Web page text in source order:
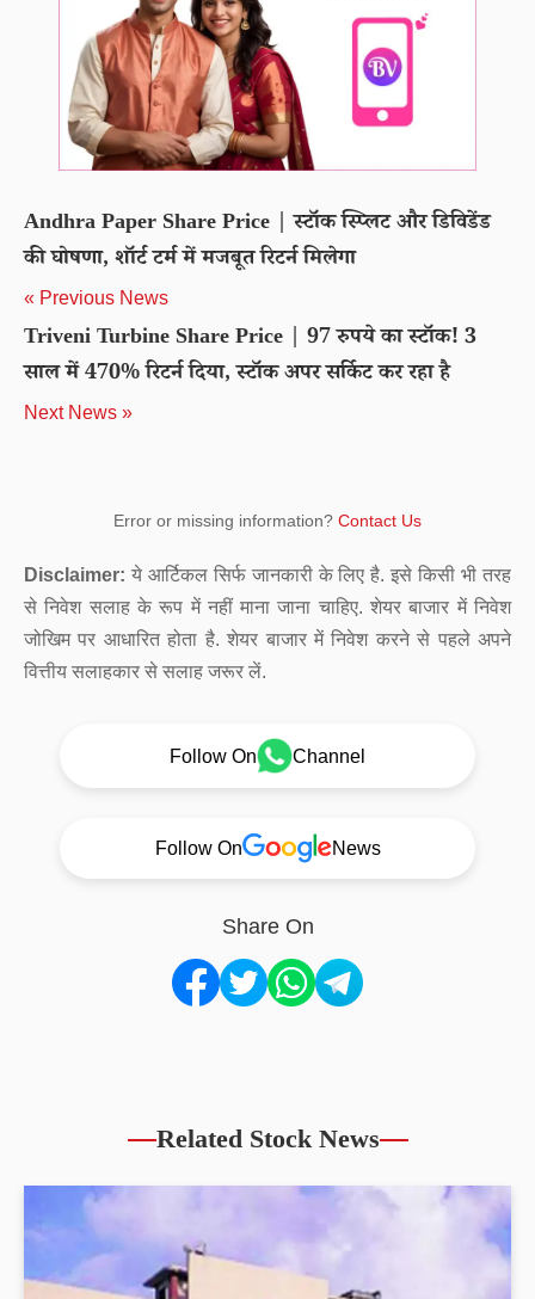
Andhra Paper Share Price | स्टॉक स्प्लिट और डिविडेंड
की घोषणा, शॉर्ट टर्म में मजबूत रिटर्न मिलेगा
« Previous News
Triveni Turbine Share Price | 97 रुपये का स्टॉक! 3
साल में 470% रिटर्न दिया, स्टॉक अपर सर्किट कर रहा है
Next News »
Error or missing information? Contact Us
Disclaimer: ये आर्टिकल सिर्फ जानकारी के लिए है. इसे किसी भी तरह
से निवेश सलाह के रूप में नहीं माना जाना चाहिए. शेयर बाजार में निवेश
जोखिम पर आधारित होता है. शेयर बाजार में निवेश करने से पहले अपने
वित्तीय सलाहकार से सलाह जरूर लें.
Follow On Channel
Follow On News
Share On
Related Stock News